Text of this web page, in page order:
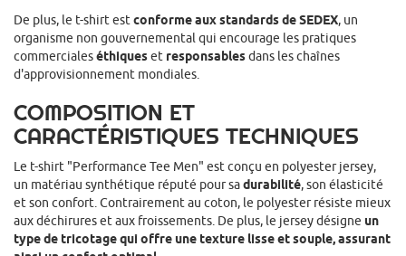
De plus, le t-shirt est conforme aux standards de SEDEX, un
organisme non gouvernemental qui encourage les pratiques
commercialeséthiqueset responsablesdans les chaînes
d'approvisionnement mondiales.
COMPOSITION ET
CARACTÉRISTIQUES TECHNIQUES
Le t-shirt "Performance Tee Men" est conçu en polyester jersey,
un matériau synthétique réputé pour sadurabilité, son élasticité
et son confort. Contrairement au coton, le polyester résiste mieux
aux déchirures et aux froissements. De plus, le jersey désigne un
type de tricotage qui offre une texture lisse et souple, assurant